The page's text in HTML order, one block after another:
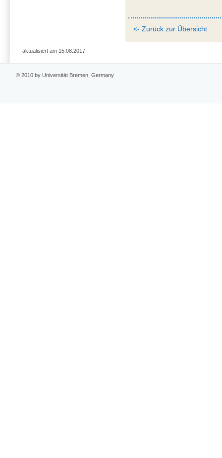
<- Zurück zur Übersicht
aktualisiert am 15.08.2017
© 2010 by Universität Bremen, Germany